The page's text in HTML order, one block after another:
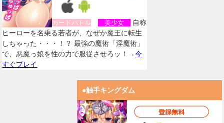
カードバトル 美少女
自称
ヒーローを名乗る若者が、なぜか魔王に転生
しちゃった・・・！？ 最強の魔術「淫魔術」
で、悪魔っ娘を性の力で服従させろッ！→今
すぐプレイ
●触手キングダム